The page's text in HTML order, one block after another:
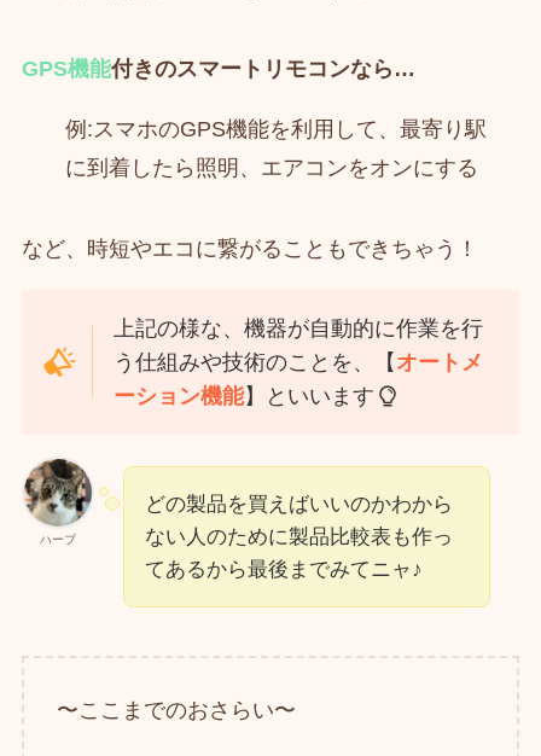
GPS機能付きのスマートリモコンなら…
例:スマホのGPS機能を利用して、最寄り駅
に到着したら照明、エアコンをオンにする
など、時短やエコに繋がることもできちゃう！
上記の様な、機器が自動的に作業を行
う仕組みや技術のことを、【 オートメ
ーション機能】といいます
ハーブ
どの製品を買えばいいのかわから
ない人のために製品比較表も作っ
てあるから最後までみてニャ♪
〜ここまでのおさらい〜